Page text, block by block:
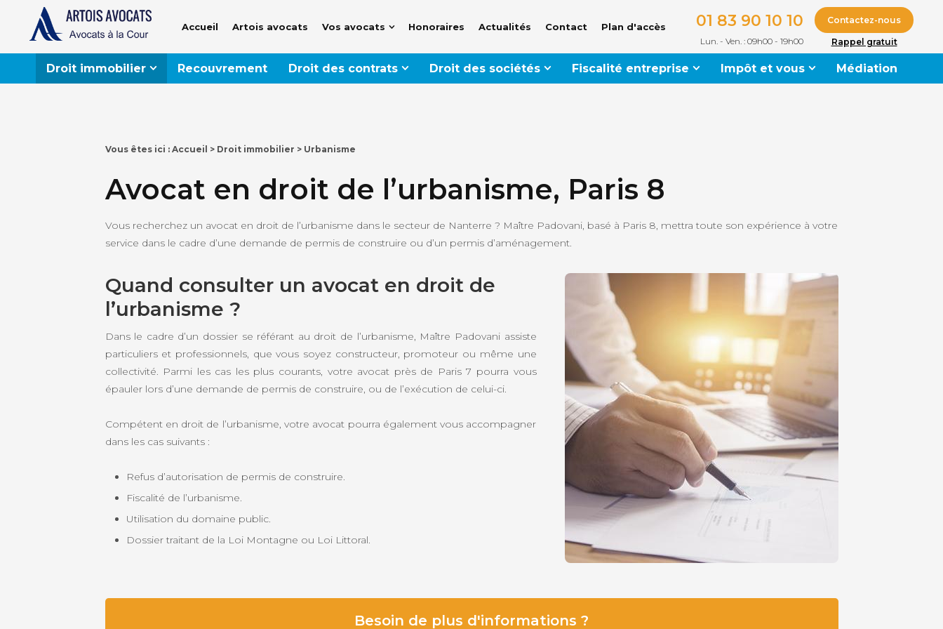
Accueil Artois avocats Vos avocats Honoraires Actualités Contact Plan d'accès 01 83 90 10 10
Lun. - Ven. : 09h00 - 19h00
Contactez-nous
Rappel gratuit
Droit immobilier Recouvrement Droit des contrats Droit des sociétés Fiscalité entreprise Impôt et vous Médiation
Vous êtes ici : Accueil > Droit immobilier > Urbanisme
Avocat en droit de l’urbanisme, Paris 8
Vous recherchez un avocat en droit de l’urbanisme dans le secteur de Nanterre ? Maître Padovani, basé à Paris 8, mettra toute son expérience à votre
service dans le cadre d’une demande de permis de construire ou d’un permis d’aménagement.
Quand consulter un avocat en droit de
l’urbanisme ?
Dans le cadre d’un dossier se référant au droit de l’urbanisme, Maître Padovani assiste
particuliers et professionnels, que vous soyez constructeur, promoteur ou même une
collectivité. Parmi les cas les plus courants, votre avocat près de Paris 7 pourra vous
épauler lors d’une demande de permis de construire, ou de l’exécution de celui-ci.
Compétent en droit de l’urbanisme, votre avocat pourra également vous accompagner
dans les cas suivants :
Refus d’autorisation de permis de construire.
Fiscalité de l’urbanisme.
Utilisation du domaine public.
Dossier traitant de la Loi Montagne ou Loi Littoral.
Besoin de plus d'informations ?